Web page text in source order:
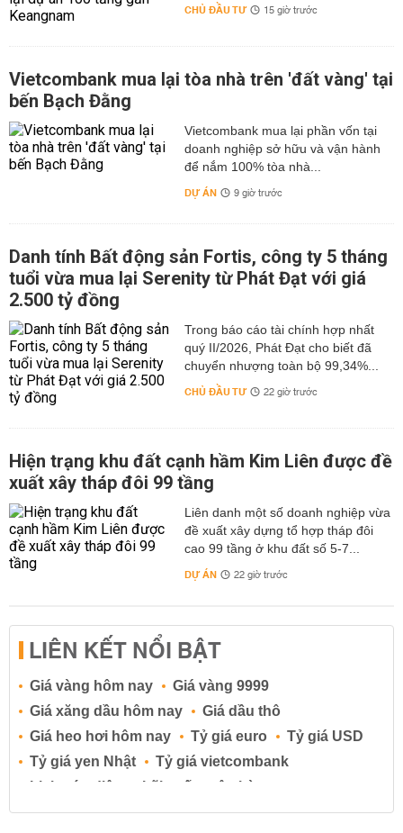
CHỦ ĐẦU TƯ 15 giờ trước
Vietcombank mua lại tòa nhà trên 'đất vàng' tại
bến Bạch Đằng
Vietcombank mua lại phần vốn tại
doanh nghiệp sở hữu và vận hành
để nắm 100% tòa nhà...
DỰ ÁN 9 giờ trước
Danh tính Bất động sản Fortis, công ty 5 tháng
tuổi vừa mua lại Serenity từ Phát Đạt với giá
2.500 tỷ đồng
Trong báo cáo tài chính hợp nhất
quý II/2026, Phát Đạt cho biết đã
chuyển nhượng toàn bộ 99,34%...
CHỦ ĐẦU TƯ 22 giờ trước
Hiện trạng khu đất cạnh hầm Kim Liên được đề
xuất xây tháp đôi 99 tầng
Liên danh một số doanh nghiệp vừa
đề xuất xây dựng tổ hợp tháp đôi
cao 99 tầng ở khu đất số 5-7...
DỰ ÁN 22 giờ trước
LIÊN KẾT NỔI BẬT
Giá vàng hôm nay
Giá vàng 9999
Giá xăng dầu hôm nay
Giá dầu thô
Giá heo hơi hôm nay
Tỷ giá euro
Tỷ giá USD
Tỷ giá yen Nhật
Tỷ giá vietcombank
Lịch cúp điện
Lãi suất ngân hàng
Lãi suất tiết kiệm
Lãi suất tiền gửi